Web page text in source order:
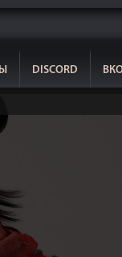
DISCORD